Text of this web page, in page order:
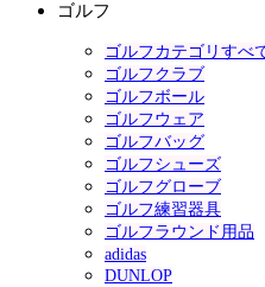
ゴルフ
ゴルフカテゴリすべ
ゴルフクラブ
ゴルフボール
ゴルフウェア
ゴルフバッグ
ゴルフシューズ
ゴルフグローブ
ゴルフ練習器具
ゴルフラウンド用品
adidas
DUNLOP